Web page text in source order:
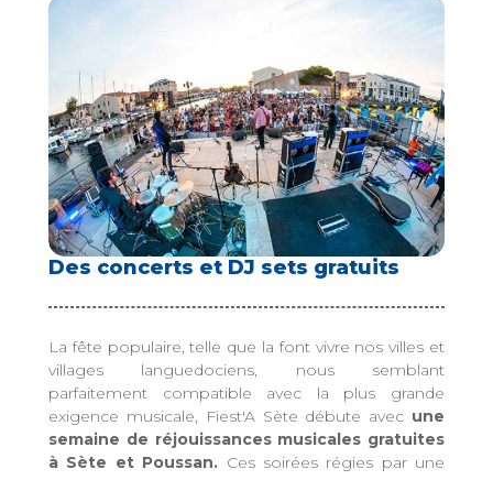
Des concerts et DJ sets gratuits
La fête populaire, telle que la font vivre nos villes et
villages languedociens, nous semblant
parfaitement compatible avec la plus grande
exigence musicale, Fiest'A Sète débute avec une
semaine de réjouissances musicales gratuites
à Sète et Poussan. Ces soirées régies par une